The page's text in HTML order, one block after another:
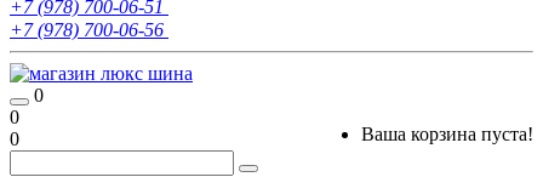
+7 (978) 700-06-51
+7 (978) 700-06-56
0
Ваша корзина пуста!
0
0